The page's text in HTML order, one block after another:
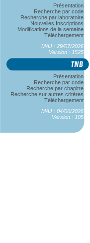
Présentation
Recherche par code
Recherche par laboratoire
Nouvelles Inscriptions
Modifications de la semaine
Téléchargement
MAJ : 29/07/2026
Version : 1525
Présentation
Recherche par code
Recherche par chapitre
Recherche sur autres critères
Téléchargement
MAJ : 04/06/2026
Version : 105